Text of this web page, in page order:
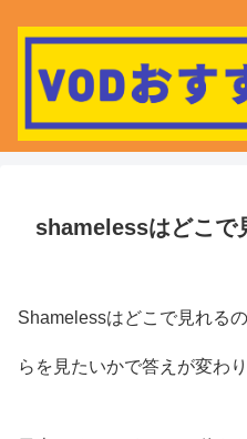
shamelessはどこで
Shamelessはどこで見れる
らを見たいかで答えが変わり